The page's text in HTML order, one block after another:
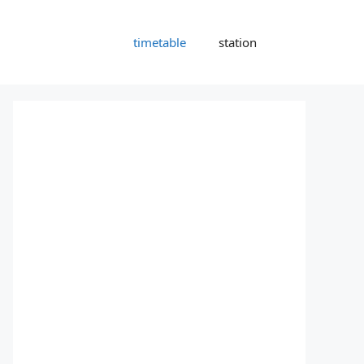
timetable station